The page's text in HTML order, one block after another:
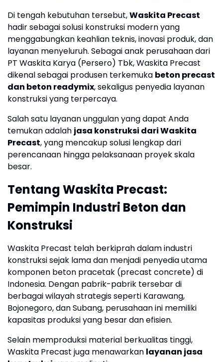
Di tengah kebutuhan tersebut,Waskita Precast
hadir sebagai solusi konstruksi modern yang
menggabungkan keahlian teknis, inovasi produk, dan
layanan menyeluruh. Sebagai anak perusahaan dari
PT Waskita Karya (Persero) Tbk, Waskita Precast
dikenal sebagai produsen terkemuka beton precast
dan beton readymix, sekaligus penyedia layanan
konstruksi yang terpercaya.
Salah satu layanan unggulan yang dapat Anda
temukan adalah jasa konstruksi dari Waskita
Precast, yang mencakup solusi lengkap dari
perencanaan hingga pelaksanaan proyek skala
besar.
Tentang Waskita Precast:
Pemimpin Industri Beton dan
Konstruksi
Waskita Precast telah berkiprah dalam industri
konstruksi sejak lama dan menjadi penyedia utama
komponen beton pracetak (precast concrete) di
Indonesia. Dengan pabrik-pabrik tersebar di
berbagai wilayah strategis seperti Karawang,
Bojonegoro, dan Subang, perusahaan ini memiliki
kapasitas produksi yang besar dan efisien.
Selain memproduksi material berkualitas tinggi,
Waskita Precast juga menawarkan layanan jasa